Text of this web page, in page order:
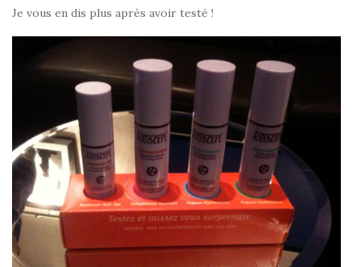
Je vous en dis plus après avoir testé !